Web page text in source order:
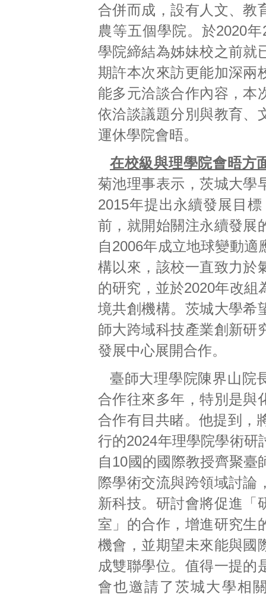
合併而成，設有人文、教
農等五個學院。於2020
學院締結為姊妹校之前就
期許本次來訪更能加深兩
能多元洽談合作內容，本
依洽談議題分別與教育、
運休學院會晤。
在校級與理學院會晤方
菊池理事表示，茨城大學
2015年提出永續發展目
前，就開始關注永續發展
自2006年成立地球變動適
構以來，該校一直致力於
的研究，並於2020年改組
境共創機構。茨城大學希
師大跨域科技產業創新研
發展中心展開合作。
臺師大理學院陳界山院
合作往來多年，特別是與
合作有目共睹。他提到，
行的2024年理學院學術研
自10國的國際教授齊聚臺
際學術交流與跨領域討論
新科技。研討會將促進「
室」的合作，增進研究生
機會，並期望未來能與國
成雙聯學位。值得一提的
會也邀請了茨城大學相